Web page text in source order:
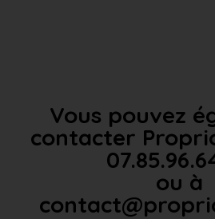
Vous pouvez
contacter
ou à